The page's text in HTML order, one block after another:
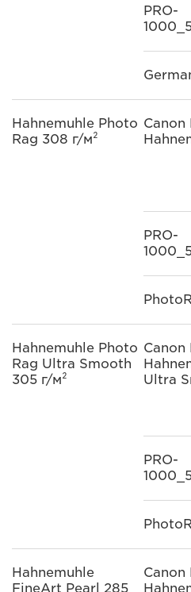
PRO-
Hahnemuhle Photo
Rag 308 г/м²
PRO-
Hahnemuhle Photo
Rag Ultra Smooth
305 г/м²
Ultra
PRO-
Hahnemuhle
FineArt Pearl 285